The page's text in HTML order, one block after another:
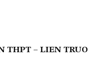
THPT – LIEN